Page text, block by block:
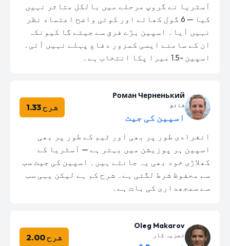
آسٹریا نے گروپ مرحلے میں بالکل متاثر نہیں
کیا — 6 گول کھائے اور کوئی واضح اعتماد نظر
نہیں آیا۔ اسپین بڑے فرق سے جیتے گا کیونکہ
ان کے سامنے ایسی کمزور دفاع پہلے نہیں آئی۔
اسپین -1.5 میرا پکا انتخاب ہے۔
Роман Черненький
شائق
اسپین کی جیت
شرح 1.33
انفرادی طور پر بھی اور ٹیم کے طور پر بھی
اسپین ہر پوزیشن میں بہتر ہے — آسٹریا کے
کھلاڑی خود بھی یہ جانتے ہیں۔ اسپین کی جیت سب
سے محفوظ شرط لگتی ہے۔ شرح کم ہے لیکن یہی سب
سے سمجھداری کی بات ہے۔
Oleg Makarov
تجزیہ کار شرح 2.00